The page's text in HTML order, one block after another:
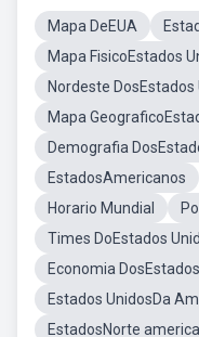
Mapa DeEUA
Mapa FisicoEstados
Nordeste DosEstados
Mapa
Demografia
EstadosAmericanos
Horario Mundial
Times DoEstados
Economia
Estados UnidosDa
EstadosNorte